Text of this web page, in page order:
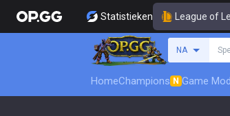
Statistieken League of
NA
HomeChampions N Game